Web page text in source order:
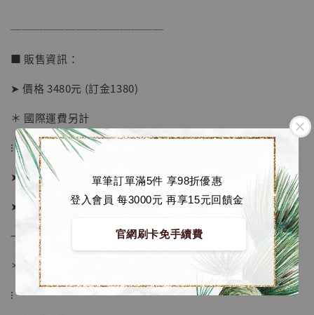
單筆訂單滿5件 享98折優惠
登入會員 每3000元 再享15元回饋金
官網刷卡免手續費
──────────────
■ 販售資訊：
➤ 價格 3480元 (訂金1380)
＊ 國際運費另計
⁝
➤ 預購截止日：待工作室通知
➤ 預計發貨日：2026年7-9月 (僅供參考)
→ 若有提前或延後則以廠商實際發貨時間為準
＊ 若有時間考量, 請至官網現貨區選購
⁝